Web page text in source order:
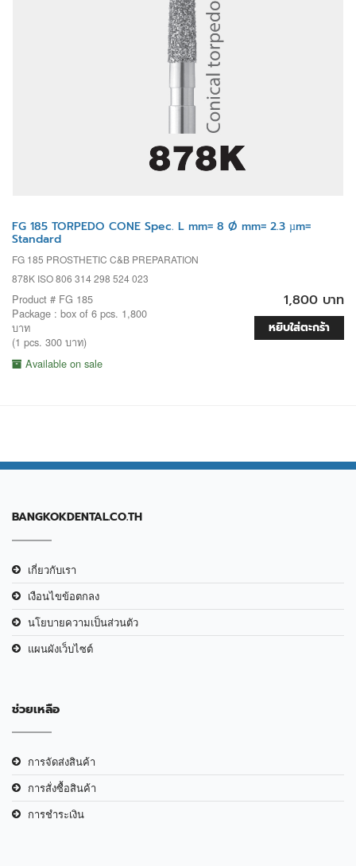
FG 185 TORPEDO CONE Spec. L mm= 8 Ø mm= 2.3 µm=
Standard
FG 185 PROSTHETIC C&B PREPARATION
878K ISO 806 314 298 524 023
Product # FG 185
Package : box of 6 pcs. 1,800
บาท
(1 pcs. 300 บาท)
Available on sale
1,800 บาท
หยิบใส่ตะกร้า
BANGKOKDENTAL.CO.TH
เกี่ยวกับเรา
เงือนไขข้อตกลง
นโยบายความเป็นส่วนตัว
แผนผังเว็บไซต์
ช่วยเหลือ
การจัดส่งสินค้า
การสั่งซื้อสินค้า
การชำระเงิน